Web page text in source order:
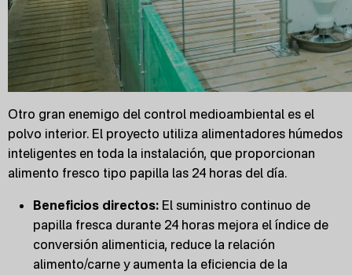
Otro gran enemigo del control medioambiental es el
polvo interior. El proyecto utiliza alimentadores húmedos
inteligentes en toda la instalación, que proporcionan
alimento fresco tipo papilla las 24 horas del día.
Beneficios directos: El suministro continuo de
papilla fresca durante 24 horas mejora el índice de
conversión alimenticia, reduce la relación
alimento/carne y aumenta la eficiencia de la